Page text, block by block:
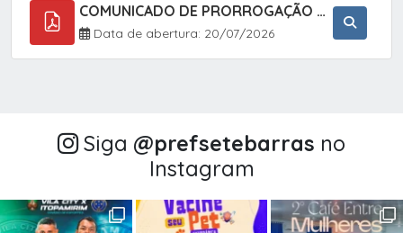
COMUNICADO DE PRORROGAÇÃO DE PRAZO DO CHAMAMENTO PÚBLICO Nº 005/2026 - FOMENTO À EXECUÇÃO DE AÇÕES CULTURAIS (APOIO DIRETO SELEÇÃO DE PROJETOS PARA FIRMAR TERMO DE EXECUÇÃO CULTURAL COM RECURSOS DA POLÍTICA NACIONAL ALDIR BLANC DE FOMENTO À CULTURA
Data de abertura: 20/07/2026
Siga @‌prefsetebarras no
Instagram